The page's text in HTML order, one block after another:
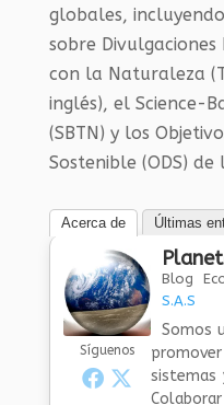
globales,
sobre Divulgaciones
con la Naturaleza
inglés), el Science-
(SBTN) y los
Sostenible (ODS) de
Acerca de Últimas
Síguenos
Blog
S.A.S
Somos
sistemas